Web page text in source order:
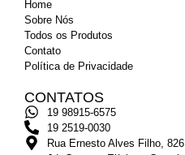
Home
Sobre Nós
Todos os Produtos
Contato
Política de Privacidade
CONTATOS
19 98915-6575
19 2519-0030
Rua Ernesto Alves Filho, 826